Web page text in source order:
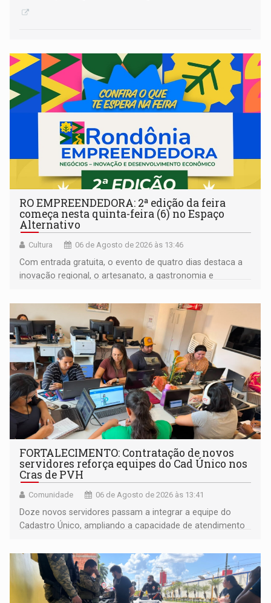
RO EMPREENDEDORA: 2ª edição da feira
começa nesta quinta-feira (6) no Espaço
Alternativo
Cultura 06 de Agosto de 2026 às 13:46
Com entrada gratuita, o evento de quatro dias destaca a
inovação regional, o artesanato, a gastronomia e
FORTALECIMENTO: Contratação de novos
servidores reforça equipes do Cad Único nos
Cras de PVH
Comunidade 06 de Agosto de 2026 às 13:41
Doze novos servidores passam a integrar a equipe do
Cadastro Único, ampliando a capacidade de atendimento